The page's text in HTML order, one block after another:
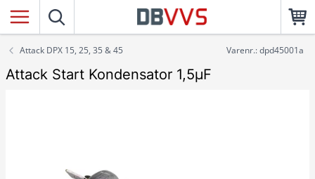
Attack DPX 15, 25, 35 & 45 Varenr.: dpd45001a
Attack Start Kondensator 1,5µF